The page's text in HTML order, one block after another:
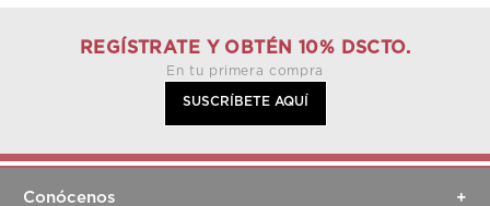
REGÍSTRATE Y OBTÉN 10% DSCTO.
En tu primera compra
SUSCRÍBETE AQUÍ
Conócenos +